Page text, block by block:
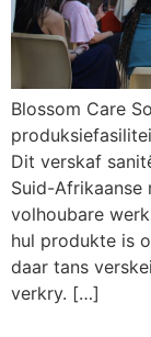
Blossom Care
Dit verskaf
Suid-Afrikaanse
volhoubare
hul produkte is
daar tans
verkry. […]